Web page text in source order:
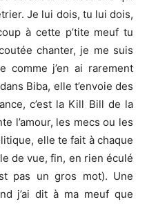
Je lui dois, tu lui dois,
à cette p’tite meuf tu
chanter, je me suis
comme j’en ai rarement
Biba, elle t’envoie des
c’est la Kill Bill de la
l’amour, les mecs ou les
elle te fait à chaque
de vue, fin, en rien éculé
pas un gros mot). Une
j’ai dit à ma meuf que